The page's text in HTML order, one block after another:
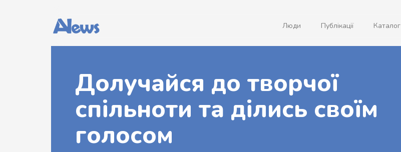
Люди Публікації Каталог
Долучайся до творчої
спільноти та ділись своїм
голосом